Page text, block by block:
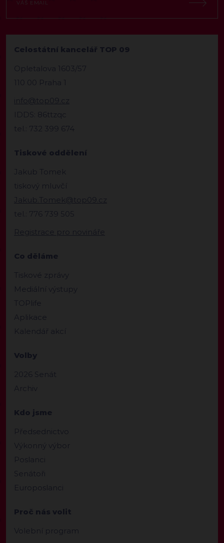
Celostátní kancelář TOP 09
Opletalova 1603/57
110 00 Praha 1
info@top09.cz
IDDS: 86ttzqc
tel.: 732 399 674
Tiskové oddělení
Jakub Tomek
tiskový mluvčí
Jakub.Tomek@top09.cz
tel.: 776 739 505
Registrace pro novináře
Co děláme
Tiskové zprávy
Mediální výstupy
TOPlife
Aplikace
Kalendář akcí
Volby
2026 Senát
Archiv
Kdo jsme
Předsednictvo
Výkonný výbor
Poslanci
Senátoři
Europoslanci
Proč nás volit
Volební program